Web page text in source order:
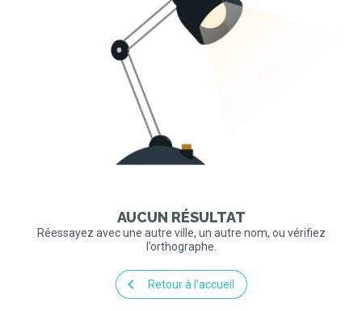
AUCUN RÉSULTAT
Réessayez avec une autre ville, un autre nom, ou vérifiez
l’orthographe.
Retour à l'accueil